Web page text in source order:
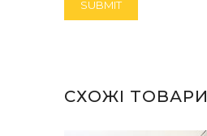
СХОЖІ ТОВАРИ